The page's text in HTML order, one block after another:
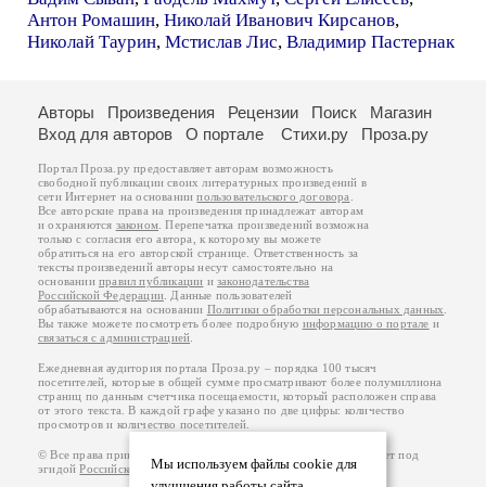
Антон Ромашин, Николай Иванович Кирсанов,
Николай Таурин, Мстислав Лис, Владимир Пастернак
Мы используем файлы cookie для
Авторы Произведения Рецензии Поиск
Магазин
Вход для авторов
О портале Стихи.ру Проза.ру
Портал Проза.ру предоставляет авторам возможность
свободной публикации своих литературных произведений в
сети Интернет на основаниипользовательского договора
Все авторские права на произведения принадлежат авторам
и охраняются законом . Перепечатка произведений возможна
только с согласия его автора, к которому вы можете
обратиться на его авторской странице. Ответственность за
тексты произведений авторы несут самостоятельно на
основанииправил публикации изаконодательства
Российской Федерации . Данные пользователей
обрабатываются на основании Политики обработки персональных данных
Вы также можете посмотреть более подробную информацию о портале и
связаться с администрацией
Ежедневная аудитория портала Проза.ру – порядка 100 тысяч
посетителей, которые в общей сумме просматривают более полумиллиона
страниц по данным счетчика посещаемости, который расположен справа
от этого текста. В каждой графе указано по две цифры: количество
просмотров и количество посетителей.
© Все права принадлежат авторам, 2000-2026. Портал работает под
эгидойРоссийского союза писателей.18+